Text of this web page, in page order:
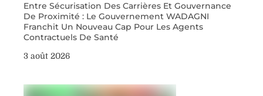
Entre Sécurisation Des Carrières Et Gouvernance
De Proximité : Le Gouvernement WADAGNI
Franchit Un Nouveau Cap Pour Les Agents
Contractuels De Santé
3 août 2026